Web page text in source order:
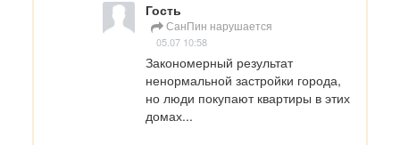
Гость
СанПин нарушается
05.07 10:58
Закономерный результат
ненормальной застройки города,
но люди покупают квартиры в этих
домах...